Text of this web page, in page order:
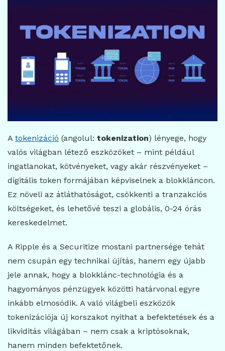
A tokenizáció (angolul: tokenization) lényege, hogy
valós világban létező eszközöket – mint például
ingatlanokat, kötvényeket, vagy akár részvényeket –
digitális token formájában képviselnek a blokkláncon.
Ez növeli az átláthatóságot, csökkenti a tranzakciós
költségeket, és lehetővé teszi a globális, 0-24 órás
kereskedelmet.
A Ripple és a Securitize mostani partnersége tehát
nem csupán egy technikai újítás, hanem egy újabb
jele annak, hogy a blokklánc-technológia és a
hagyományos pénzügyek közötti határvonal egyre
inkább elmosódik. A való világbeli eszközök
tokenizációja új korszakot nyithat a befektetések és a
likviditás világában – nem csak a kriptósoknak,
hanem minden befektetőnek.